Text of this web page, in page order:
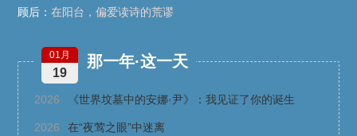
顾后：在阳台，偏爱读诗的荒谬
那一年·这一天
01月
19
2026 《世界坟墓中的安娜·尹》：我见证了你的诞生
2026 在“夜莺之眼”中迷离